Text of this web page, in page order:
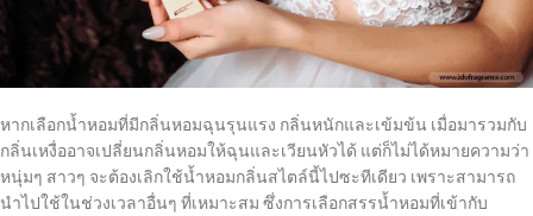
หากเลือกน้ำหอมที่มีกลิ่นหอมฉุนรุนแรง กลิ่นหนักและเข้มข้น เมื่อมารวมกับ
กลิ่นเหงื่ออาจเปลี่ยนกลิ่นหอมให้ฉุนและเวียนหัวได้ แต่ก็ไม่ได้หมายความว่า
หนุ่มๆ สาวๆ จะต้องเลิกใช้น้ำหอมกลิ่นสไตล์นี้ไปซะทีเดียว เพราะสามารถ
นำไปใช้ในช่วงเวลาอื่นๆ ที่เหมาะสม ซึ่งการเลือกสรรน้ำหอมที่เข้ากับ